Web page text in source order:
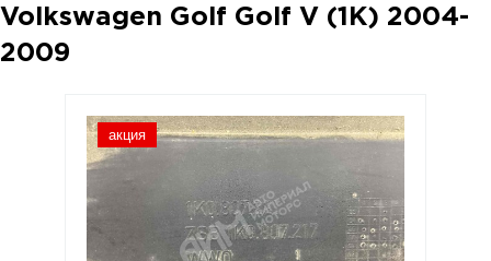
Volkswagen Golf Golf V (1K) 2004-
2009
акция